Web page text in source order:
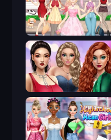
Anime Girls Dress Up Games
Colored Denim Trends